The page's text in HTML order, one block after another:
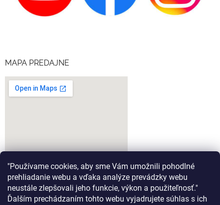
"Používame cookies, aby sme Vám umožnili pohodlné
prehliadanie webu a vďaka analýze prevádzky webu
neustále zlepšovali jeho funkcie, výkon a použiteľnosť."
Ďalším prechádzaním tohto webu vyjadrujete súhlas s ich
MAPA PREDAJNE